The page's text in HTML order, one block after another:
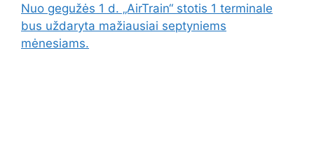
Nuo gegužės 1 d. „AirTrain“ stotis 1 terminale
bus uždaryta mažiausiai septyniems
mėnesiams.